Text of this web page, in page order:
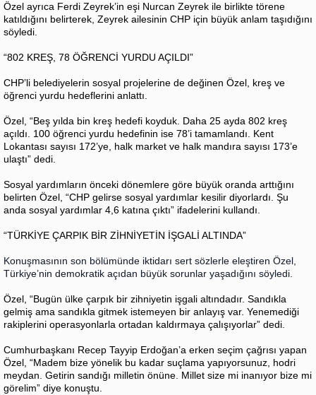
Özel ayrıca Ferdi Zeyrek’in eşi Nurcan Zeyrek ile birlikte törene
katıldığını belirterek, Zeyrek ailesinin CHP için büyük anlam taşıdığını
söyledi.
“802 KREŞ, 78 ÖĞRENCİ YURDU AÇILDI”
CHP’li belediyelerin sosyal projelerine de değinen Özel, kreş ve
öğrenci yurdu hedeflerini anlattı.
Özel, “Beş yılda bin kreş hedefi koyduk. Daha 25 ayda 802 kreş
açıldı. 100 öğrenci yurdu hedefinin ise 78’i tamamlandı. Kent
Lokantası sayısı 172’ye, halk market ve halk mandıra sayısı 173’e
ulaştı” dedi.
Sosyal yardımların önceki dönemlere göre büyük oranda arttığını
belirten Özel, “CHP gelirse sosyal yardımlar kesilir diyorlardı. Şu
anda sosyal yardımlar 4,6 katına çıktı” ifadelerini kullandı.
“TÜRKİYE ÇARPIK BİR ZİHNİYETİN İŞGALİ ALTINDA”
Konuşmasının son bölümünde iktidarı sert sözlerle eleştiren Özel,
Türkiye’nin demokratik açıdan büyük sorunlar yaşadığını söyledi.
Özel, “Bugün ülke çarpık bir zihniyetin işgali altındadır. Sandıkla
gelmiş ama sandıkla gitmek istemeyen bir anlayış var. Yenemediği
rakiplerini operasyonlarla ortadan kaldırmaya çalışıyorlar” dedi.
Cumhurbaşkanı Recep Tayyip Erdoğan’a erken seçim çağrısı yapan
Özel, “Madem bize yönelik bu kadar suçlama yapıyorsunuz, hodri
meydan. Getirin sandığı milletin önüne. Millet size mi inanıyor bize mi
görelim” diye konuştu.